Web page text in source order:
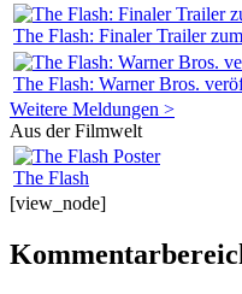
The Flash: Finaler Trailer
The Flash: Warner Bros.
Weitere Meldungen >
Aus der Filmwelt
The Flash
[view_node]